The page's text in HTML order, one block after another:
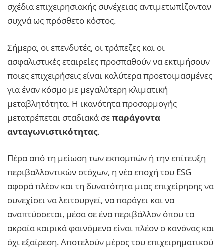
σχέδια επιχειρησιακής συνέχειας αντιμετωπίζονταν
συχνά ως πρόσθετο κόστος.
Σήμερα, οι επενδυτές, οι τράπεζες και οι
ασφαλιστικές εταιρείες προσπαθούν να εκτιμήσουν
ποιες επιχειρήσεις είναι καλύτερα προετοιμασμένες
για έναν κόσμο με μεγαλύτερη κλιματική
μεταβλητότητα. Η ικανότητα προσαρμογής
μετατρέπεται σταδιακά σεπαράγοντα
ανταγωνιστικότητας.
Πέρα από τη μείωση των εκπομπών ή την επίτευξη
περιβαλλοντικών στόχων, η νέα εποχή του ESG
αφορά πλέον και τη δυνατότητα μιας επιχείρησης να
συνεχίσει να λειτουργεί, να παράγει και να
αναπτύσσεται, μέσα σε ένα περιβάλλον όπου τα
ακραία καιρικά φαινόμενα είναι πλέον ο κανόνας και
όχι εξαίρεση. Αποτελούν μέρος του επιχειρηματικού